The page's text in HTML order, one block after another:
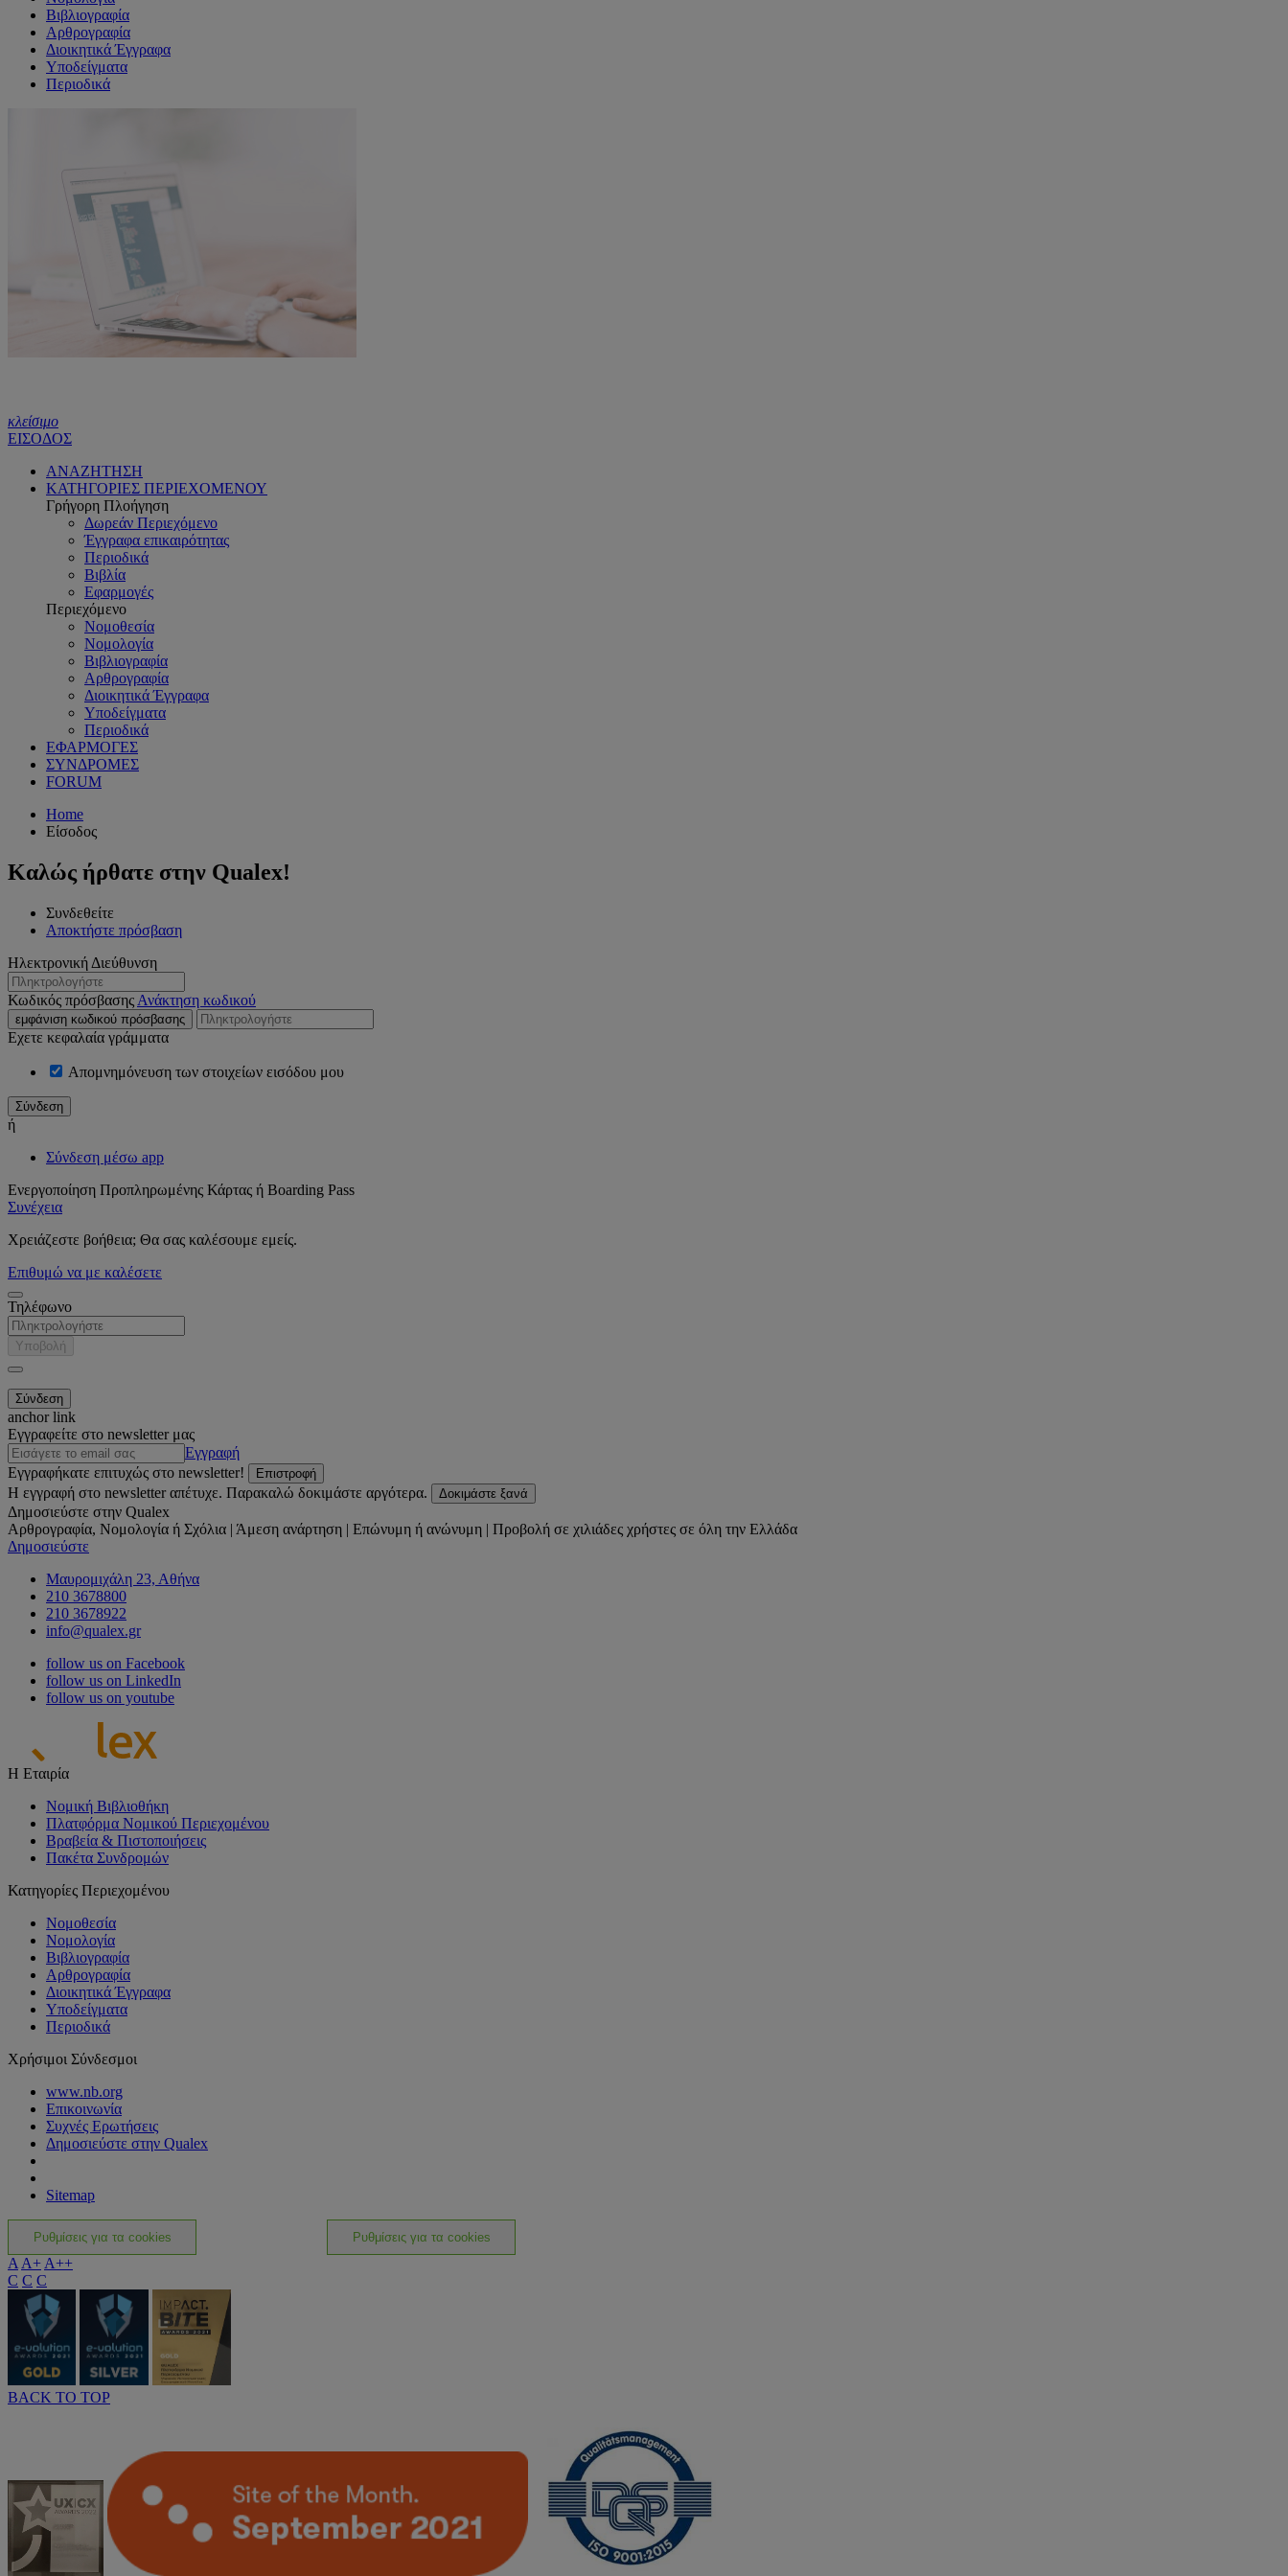
Βιβλιογραφία
Αρθρογραφία
Διοικητικά Έγγραφα
Υποδείγματα
Περιοδικά
κλείσιμο
ΕΙΣΟΔΟΣ
ΑΝΑΖΗΤΗΣΗ
ΚΑΤΗΓΟΡΙΕΣ ΠΕΡΙΕΧΟΜΕΝΟΥ
Γρήγορη Πλοήγηση
Δωρεάν Περιεχόμενο
Έγγραφα επικαιρότητας
Περιοδικά
Βιβλία
Εφαρμογές
Περιεχόμενο
Νομοθεσία
Νομολογία
Βιβλιογραφία
Αρθρογραφία
Διοικητικά Έγγραφα
Υποδείγματα
Περιοδικά
ΕΦΑΡΜΟΓΕΣ
ΣΥΝΔΡΟΜΕΣ
FORUM
Home
Είσοδος
Καλώς ήρθατε στην Qualex!
Συνδεθείτε
Αποκτήστε πρόσβαση
Ηλεκτρονική Διεύθυνση
Κωδικός πρόσβασης Ανάκτηση κωδικού
εμφάνιση κωδικού πρόσβασης
Εχετε κεφαλαία γράμματα
Απομνημόνευση των στοιχείων εισόδου μου
ή
Σύνδεση μέσω app
Ενεργοποίηση Προπληρωμένης Κάρτας ή Boarding Pass
Συνέχεια
Χρειάζεστε βοήθεια; Θα σας καλέσουμε εμείς.
Επιθυμώ να με καλέσετε
Τηλέφωνο
Υποβολή
anchor link
Εγγραφείτε στο newsletter μας
Εγγραφή
Εγγραφήκατε επιτυχώς στο newsletter!
Επιστροφή
Η εγγραφή στο newsletter απέτυχε. Παρακαλώ δοκιμάστε αργότερα. Δοκιμάστε ξανά
Δημοσιεύστε στην Qualex
Αρθρογραφία, Νομολογία ή Σχόλια | Άμεση ανάρτηση | Επώνυμη ή ανώνυμη | Προβολή σε χιλιάδες χρήστες σε όλη την Ελλάδα
Δημοσιεύστε
Μαυρομιχάλη 23, Αθήνα
210 3678800
210 3678922
info@qualex.gr
follow us on Facebook
follow us on LinkedIn
follow us on youtube
Η Εταιρία
Νομική Βιβλιοθήκη
Πλατφόρμα Νομικού Περιεχομένου
Βραβεία & Πιστοποιήσεις
Πακέτα Συνδρομών
Κατηγορίες Περιεχομένου
Νομοθεσία
Νομολογία
Βιβλιογραφία
Αρθρογραφία
Διοικητικά Έγγραφα
Υποδείγματα
Περιοδικά
Χρήσιμοι Σύνδεσμοι
www.nb.org
Επικοινωνία
Συχνές Ερωτήσεις
Δημοσιεύστε στην Qualex
Sitemap
Ρυθμίσεις για τα cookies Ρυθμίσεις για τα cookies
A A+ A++
C C C
BACK TO TOP